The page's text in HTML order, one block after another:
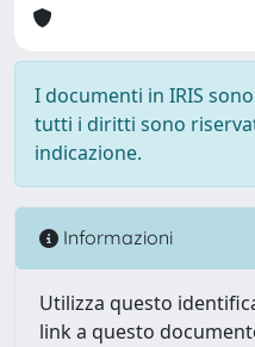
I documenti in IRIS
tutti i diritti sono
indicazione.
Informazioni
Utilizza questo
link a questo